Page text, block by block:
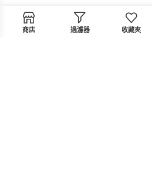
商店 過濾器 收藏夾